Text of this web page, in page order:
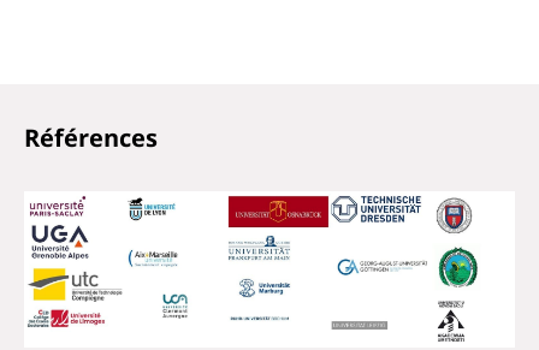
Références